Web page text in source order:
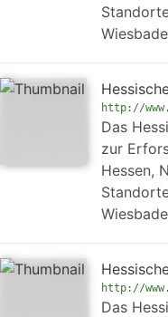
http://
Das
zur
Hessen,
http://
Das